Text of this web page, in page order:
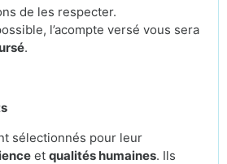
de les respecter.
l’acompte versé vous sera
.
sélectionnés pour leur
et qualités humaines. Ils